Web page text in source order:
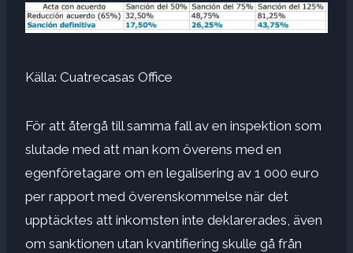
Källa: Cuatrecasas Office
För att återgå till samma fall av en inspektion som
slutade med att man kom överens med en
egenföretagare om en legalisering av 1 000 euro
per rapport med överenskommelse när det
upptäcktes att inkomsten inte deklarerades, även
om sanktionen utan kvantifiering skulle gå från